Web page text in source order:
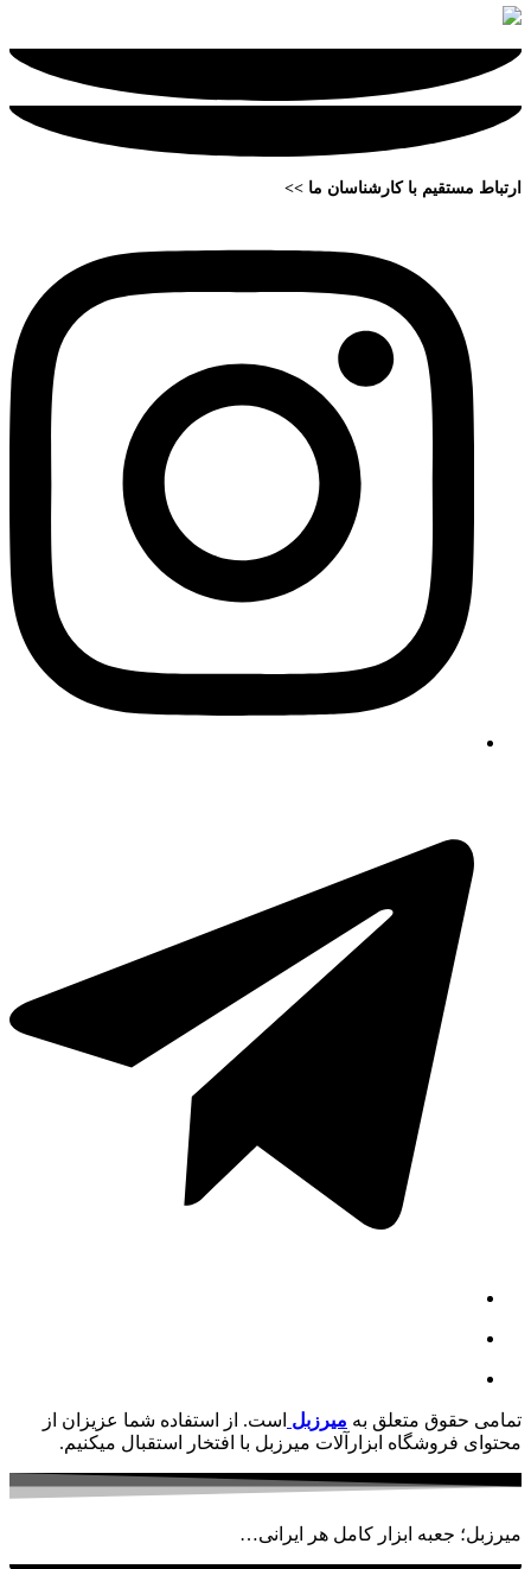
ارتباط مستقیم با کارشناسان ما >>
تمامی حقوق متعلق به میرزبل است. از استفاده شما عزیزان از
محتوای فروشگاه ابزارآلات میرزبل با افتخار استقبال میکنیم.
میرزبل؛ جعبه ابزار کامل هر ایرانی…